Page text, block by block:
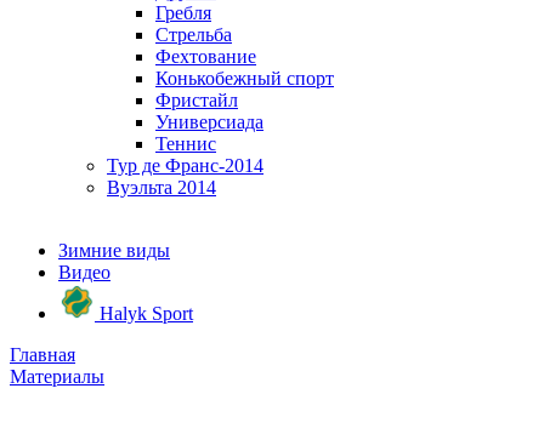
Гребля
Стрельба
Фехтование
Конькобежный спорт
Фристайл
Универсиада
Теннис
Тур де Франс-2014
Вуэльта 2014
Зимние виды
Видео
Halyk Sport
Главная
Материалы